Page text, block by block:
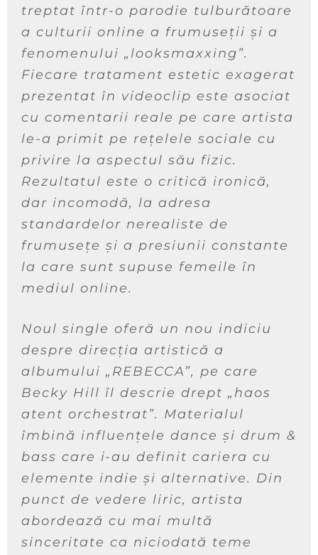
treptat într-o parodie tulburătoare
a culturii online a frumuseții și a
fenomenului „looksmaxxing”.
Fiecare tratament estetic exagerat
prezentat în videoclip este asociat
cu comentarii reale pe care artista
le-a primit pe rețelele sociale cu
privire la aspectul său fizic.
Rezultatul este o critică ironică,
dar incomodă, la adresa
standardelor nerealiste de
frumusețe și a presiunii constante
la care sunt supuse femeile în
mediul online.
Noul single oferă un nou indiciu
despre direcția artistică a
albumului „REBECCA”, pe care
Becky Hill îl descrie drept „haos
atent orchestrat”. Materialul
îmbină influențele dance și drum &
bass care i-au definit cariera cu
elemente indie și alternative. Din
punct de vedere liric, artista
abordează cu mai multă
sinceritate ca niciodată teme